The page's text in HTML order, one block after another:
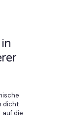
dicht
die